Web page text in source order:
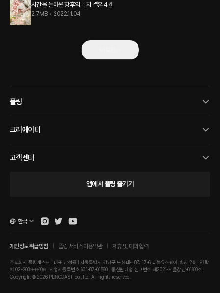
시간을 돌아온 황후의 납치 결혼 4권
2.7MB • 2022.11.04
플링
크리에이터
고객센터
앱에서 플링 즐기기
개인정보 취급방침 플링 서비스 이용약관 제휴 및 대외 협력
주식회사 플링캐스트 | 대표 남성률 | 서울특별시 강남구 도산대로8길 17-6 더블유스퀘어 빌딩 2층 | 연락
처 02-2039-9409 | 사업자등록번호 631-87-01880 | 통신판매업 신고번호 제2021-서울강남-01810호 |
Copyright © 2026 PLINGCAST co., ltd. All rights reserved.
한국